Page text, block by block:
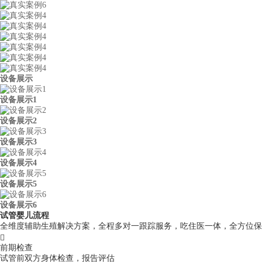
设备展示
设备展示1
设备展示2
设备展示3
设备展示4
设备展示5
设备展示6
试管婴儿流程
全维度辅助生殖解决方案，全程多对一跟踪服务，吃住医一体，全方位

前期检查
试管前双方身体检查，报告评估